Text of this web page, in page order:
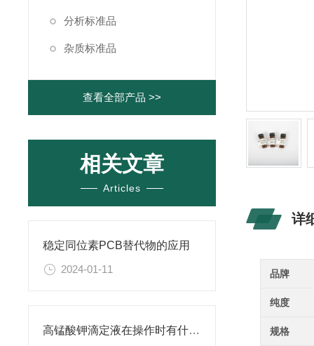
分析标准品
杂质标准品
查看全部产品 >>
相关文章
Articles
稳定同位素PCB替代物的应用
2024-01-11
高锰酸钾滴定液在操作时有什么要领可言呢？
详
品牌
纯度
规格